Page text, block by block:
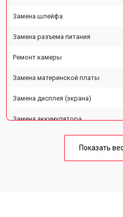
Замена шлейфа
Замена разъема питания
Ремонт камеры
Замена материнской платы
Замена дисплея (экрана)
Замена аккумулятора
Ремонт цепи питания
Показать